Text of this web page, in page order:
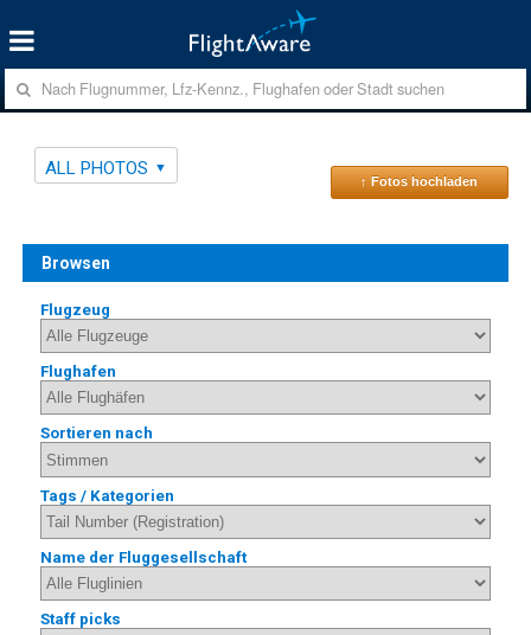
ALL PHOTOS
↑ Fotos hochladen
Browsen
Flugzeug
Flughafen
Sortieren nach
Tags / Kategorien
Name der Fluggesellschaft
Staff picks